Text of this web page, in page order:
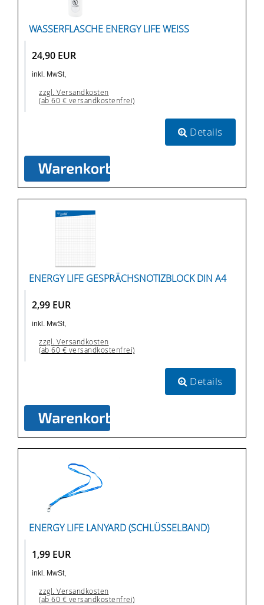
WASSERFLASCHE ENERGY LIFE WEISS
24,90 EUR
inkl. MwSt,
zzgl. Versandkosten
(ab 60 € versandkostenfrei)
Details
ENERGY LIFE GESPRÄCHSNOTIZBLOCK DIN A4
2,99 EUR
inkl. MwSt,
zzgl. Versandkosten
(ab 60 € versandkostenfrei)
Details
ENERGY LIFE LANYARD (SCHLÜSSELBAND)
1,99 EUR
inkl. MwSt,
zzgl. Versandkosten
(ab 60 € versandkostenfrei)